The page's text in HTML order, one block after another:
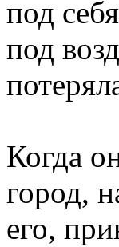
под
под
Когда
город,
его,